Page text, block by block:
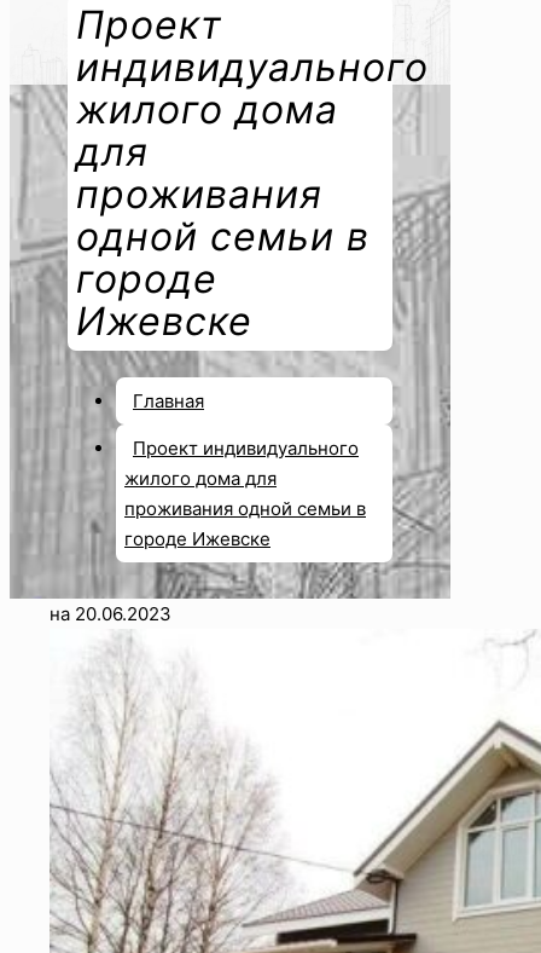
Проект
индивидуального
жилого дома
для
проживания
одной семьи в
городе
Ижевске
Главная
Проект индивидуального
жилого дома для
проживания одной семьи в
городе Ижевске
на 20.06.2023